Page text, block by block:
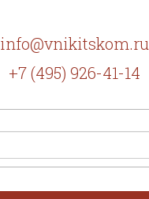
info@vnikitskom.ru
+7 (495) 926-41-14